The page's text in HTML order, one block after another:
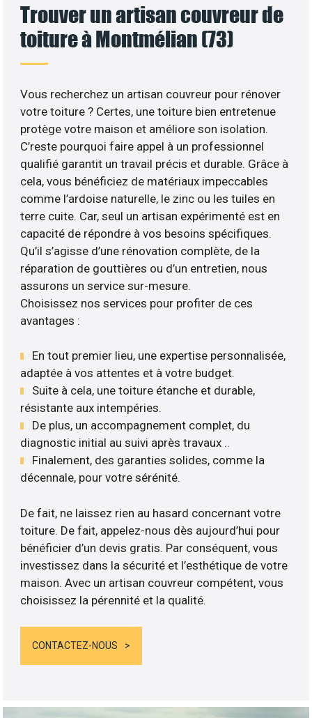
Trouver un artisan couvreur de
toiture à Montmélian (73)
Vous recherchez un artisan couvreur pour rénover
votre toiture ? Certes, une toiture bien entretenue
protège votre maison et améliore son isolation.
C’reste pourquoi faire appel à un professionnel
qualifié garantit un travail précis et durable. Grâce à
cela, vous bénéficiez de matériaux impeccables
comme l’ardoise naturelle, le zinc ou les tuiles en
terre cuite. Car, seul un artisan expérimenté est en
capacité de répondre à vos besoins spécifiques.
Qu’il s’agisse d’une rénovation complète, de la
réparation de gouttières ou d’un entretien, nous
assurons un service sur-mesure.
Choisissez nos services pour profiter de ces
avantages :
En tout premier lieu, une expertise personnalisée,
adaptée à vos attentes et à votre budget.
Suite à cela, une toiture étanche et durable,
résistante aux intempéries.
De plus, un accompagnement complet, du
diagnostic initial au suivi après travaux ..
Finalement, des garanties solides, comme la
décennale, pour votre sérénité.
De fait, ne laissez rien au hasard concernant votre
toiture. De fait, appelez-nous dès aujourd’hui pour
bénéficier d’un devis gratis. Par conséquent, vous
investissez dans la sécurité et l’esthétique de votre
maison. Avec un artisan couvreur compétent, vous
choisissez la pérennité et la qualité.
CONTACTEZ-NOUS